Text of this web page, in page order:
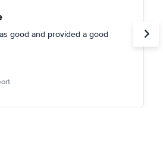
good and provided a good